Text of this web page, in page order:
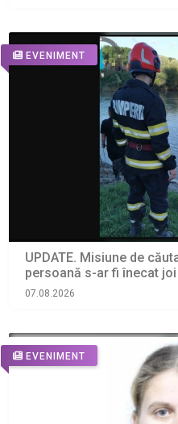
EVENIMENT
UPDATE. Misiune de
persoană s-ar fi înecat
07.08.2026
EVENIMENT